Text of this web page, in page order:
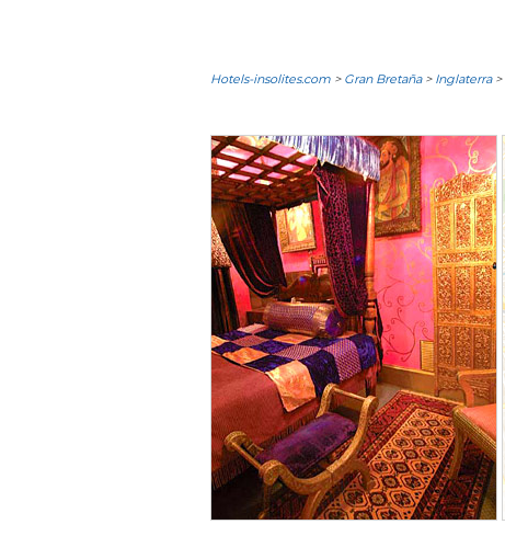
Hotels-insolites.com > Gran Bretaña> Inglaterra>